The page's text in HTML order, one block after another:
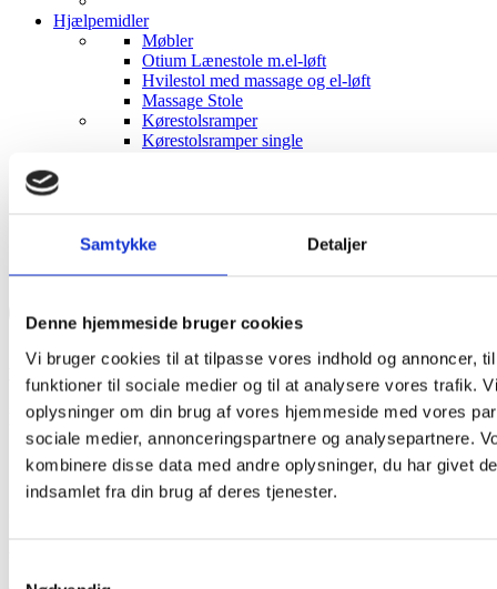
Samtykke Detaljer
Denne hjemmeside bruger cookies
Vi bruger cookies til at tilpasse vores indhold og annoncer,
funktioner til sociale medier og til at analysere vores trafik.
oplysninger om din brug af vores hjemmeside med vores
sociale medier, annonceringspartnere og analysepartnere.
kombinere disse data med andre oplysninger, du har givet
indsamlet fra din brug af deres tjenester.
Hjælpemidler
Møbler
Otium Lænestole m.el-løft
Hvilestol med massage og el-løft
Massage Stole
Kørestolsramper
Kørestolsramper single
Prepper sager
Hurtig levering
Dag til dag levering